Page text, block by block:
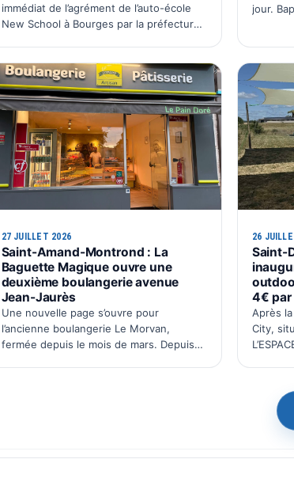
immédiat de l’agrément de l’auto-école
New School à Bourges par la préfecture
School, souhaite faire entendre sa …
jour.
27 JUILLET 2026
Saint-Amand-Montrond : La
Baguette Magique ouvre une
deuxième boulangerie avenue
Jean-Jaurès
Une nouvelle page s’ouvre pour
l’ancienne boulangerie Le Morvan,
fermée depuis le mois de mars. Depuis
26
Saint-
4€
Après
City,
de ses